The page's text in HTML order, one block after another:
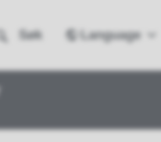
Søk Language